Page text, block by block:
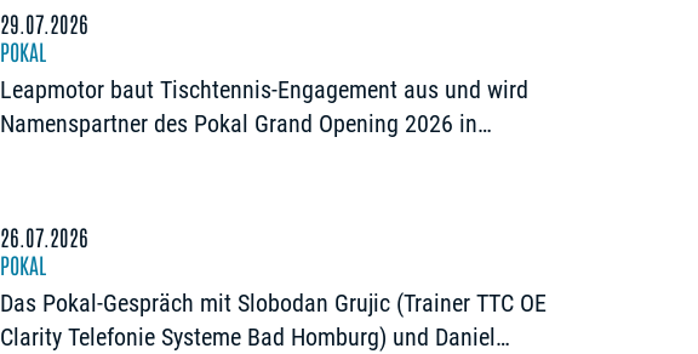
29.07.2026
POKAL
Leapmotor baut Tischtennis-Engagement aus und wird
Namenspartner des Pokal Grand Opening 2026 in
26.07.2026
POKAL
Das Pokal-Gespräch mit Slobodan Grujic (Trainer TTC OE
Clarity Telefonie Systeme Bad Homburg) und Daniel